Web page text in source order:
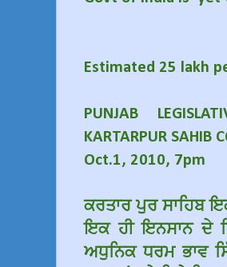
Estimated 25 lakh
PUNJAB
KARTARPUR SAHIB
Oct.1, 2010, 7pm
ਕਰਤਾਰ ਪੁਰ ਸਾਹਿਬ
ਇਕ ਹੀ ਇਨਸਾਨ ਦੇ
ਅਧੁਨਿਕ ਧਰਮ ਭਾਵ